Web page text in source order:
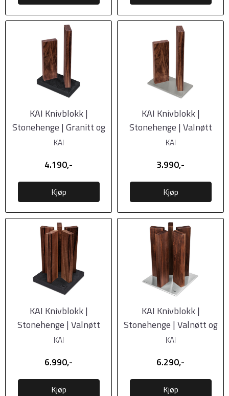
KAI Knivblokk |
Stonehenge | Granitt og
Valnøtt
KAI
4.190,-
Kjøp
KAI Knivblokk |
Stonehenge | Valnøtt
KAI
3.990,-
Kjøp
KAI Knivblokk |
Stonehenge | Valnøtt
KAI
6.990,-
Kjøp
KAI Knivblokk |
Stonehenge | Valnøtt og
rustfritt stål
KAI
6.290,-
Kjøp